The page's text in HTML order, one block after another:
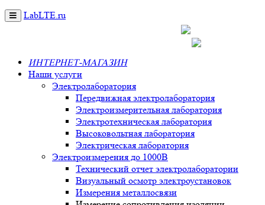
Toggle
navigation
LabLTE.ru
ИНТЕРНЕТ-МАГАЗИН
Наши услуги
Электролаборатория
Передвижная электролаборатория
Электроизмерительная лаборатория
Электротехническая лаборатория
Высоковольтная лаборатория
Электрическая лаборатория
Электроизмерения до 1000В
Технический отчет электролаборатории
Визуальный осмотр электроустановок
Измерения металлосвязи